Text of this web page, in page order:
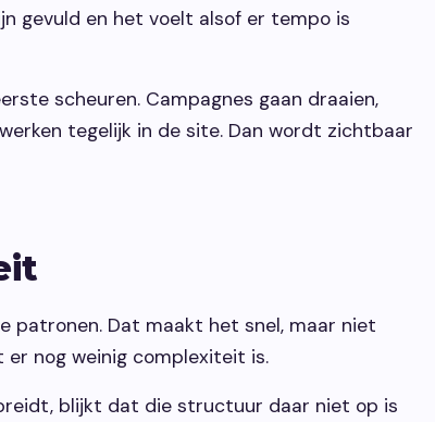
gevuld en het voelt alsof er tempo is
scheuren. Campagnes gaan draaien,
tegelijk in de site. Dan wordt zichtbaar
patronen. Dat maakt het snel, maar niet
nog weinig complexiteit is.
blijkt dat die structuur daar niet op is